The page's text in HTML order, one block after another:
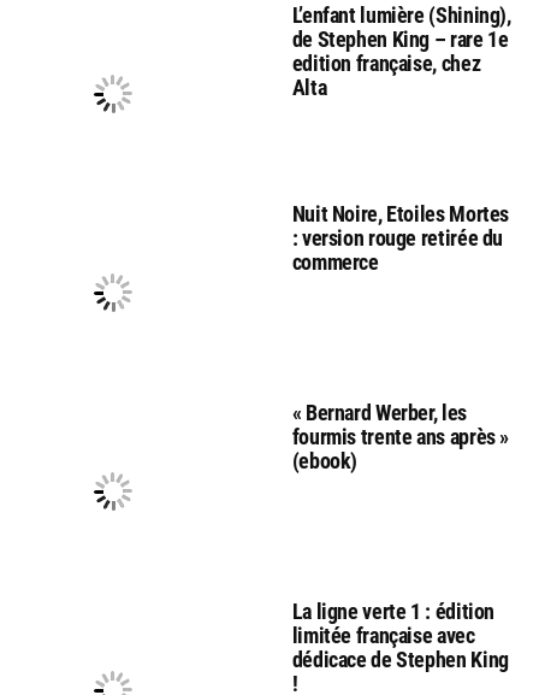
L’enfant lumière (Shining),
de Stephen King – rare 1e
edition française, chez
Alta
Nuit Noire, Etoiles Mortes
: version rouge retirée du
commerce
« Bernard Werber, les
fourmis trente ans après »
(ebook)
La ligne verte 1 : édition
limitée française avec
dédicace de Stephen King
!